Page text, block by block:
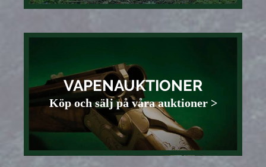
VAPENAUKTIONER
Köp och sälj på våra auktioner >